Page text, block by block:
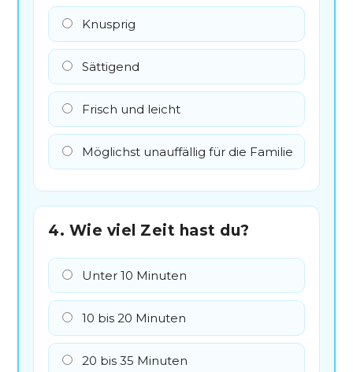
Knusprig
Sättigend
Frisch und leicht
Möglichst unauffällig für die Familie
4. Wie viel Zeit hast du?
Unter 10 Minuten
10 bis 20 Minuten
20 bis 35 Minuten